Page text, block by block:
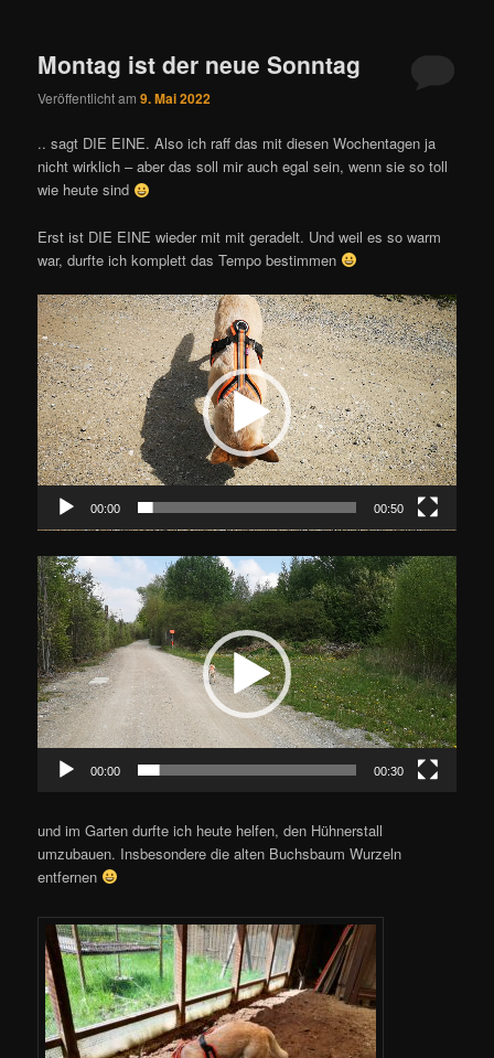
Montag ist der neue Sonntag
Veröffentlicht am9. Mai 2022
.. sagt DIE EINE. Also ich raff das mit diesen Wochentagen ja
nicht wirklich – aber das soll mir auch egal sein, wenn sie so toll
wie heute sind
Erst ist DIE EINE wieder mit mit geradelt. Und weil es so warm
war, durfte ich komplett das Tempo bestimmen
Video-
Player
00:00 00:50
Video-
Player
00:00 00:30
und im Garten durfte ich heute helfen, den Hühnerstall
umzubauen. Insbesondere die alten Buchsbaum Wurzeln
entfernen